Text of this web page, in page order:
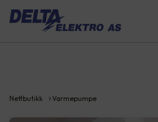
Nettbutikk Varmepumpe